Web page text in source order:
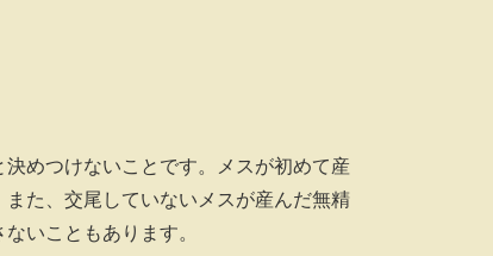
めつけないことです。メスが初めて産
た、交尾していないメスが産んだ無精
いこともあります。